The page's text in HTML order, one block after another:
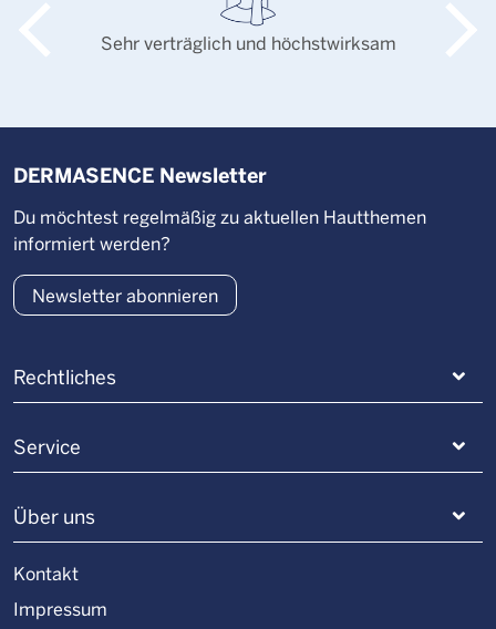
Sehr verträglich und höchstwirksam
Rechtliches
Service
Über uns
Kontakt
Impressum
DERMASENCE Newsletter
Du möchtest regelmäßig zu aktuellen Hautthemen
informiert werden?
Newsletter abonnieren